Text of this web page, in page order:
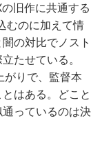
旧作に共通する
むのに加えて情
の対比でノスト
たせている。
がりで、監督本
はある。どこと
っているのは決